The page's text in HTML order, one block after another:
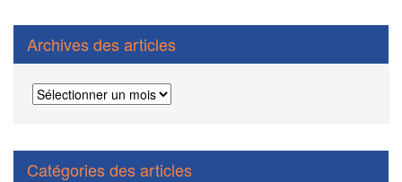
Archives des articles
Archives
des
Catégories des articles